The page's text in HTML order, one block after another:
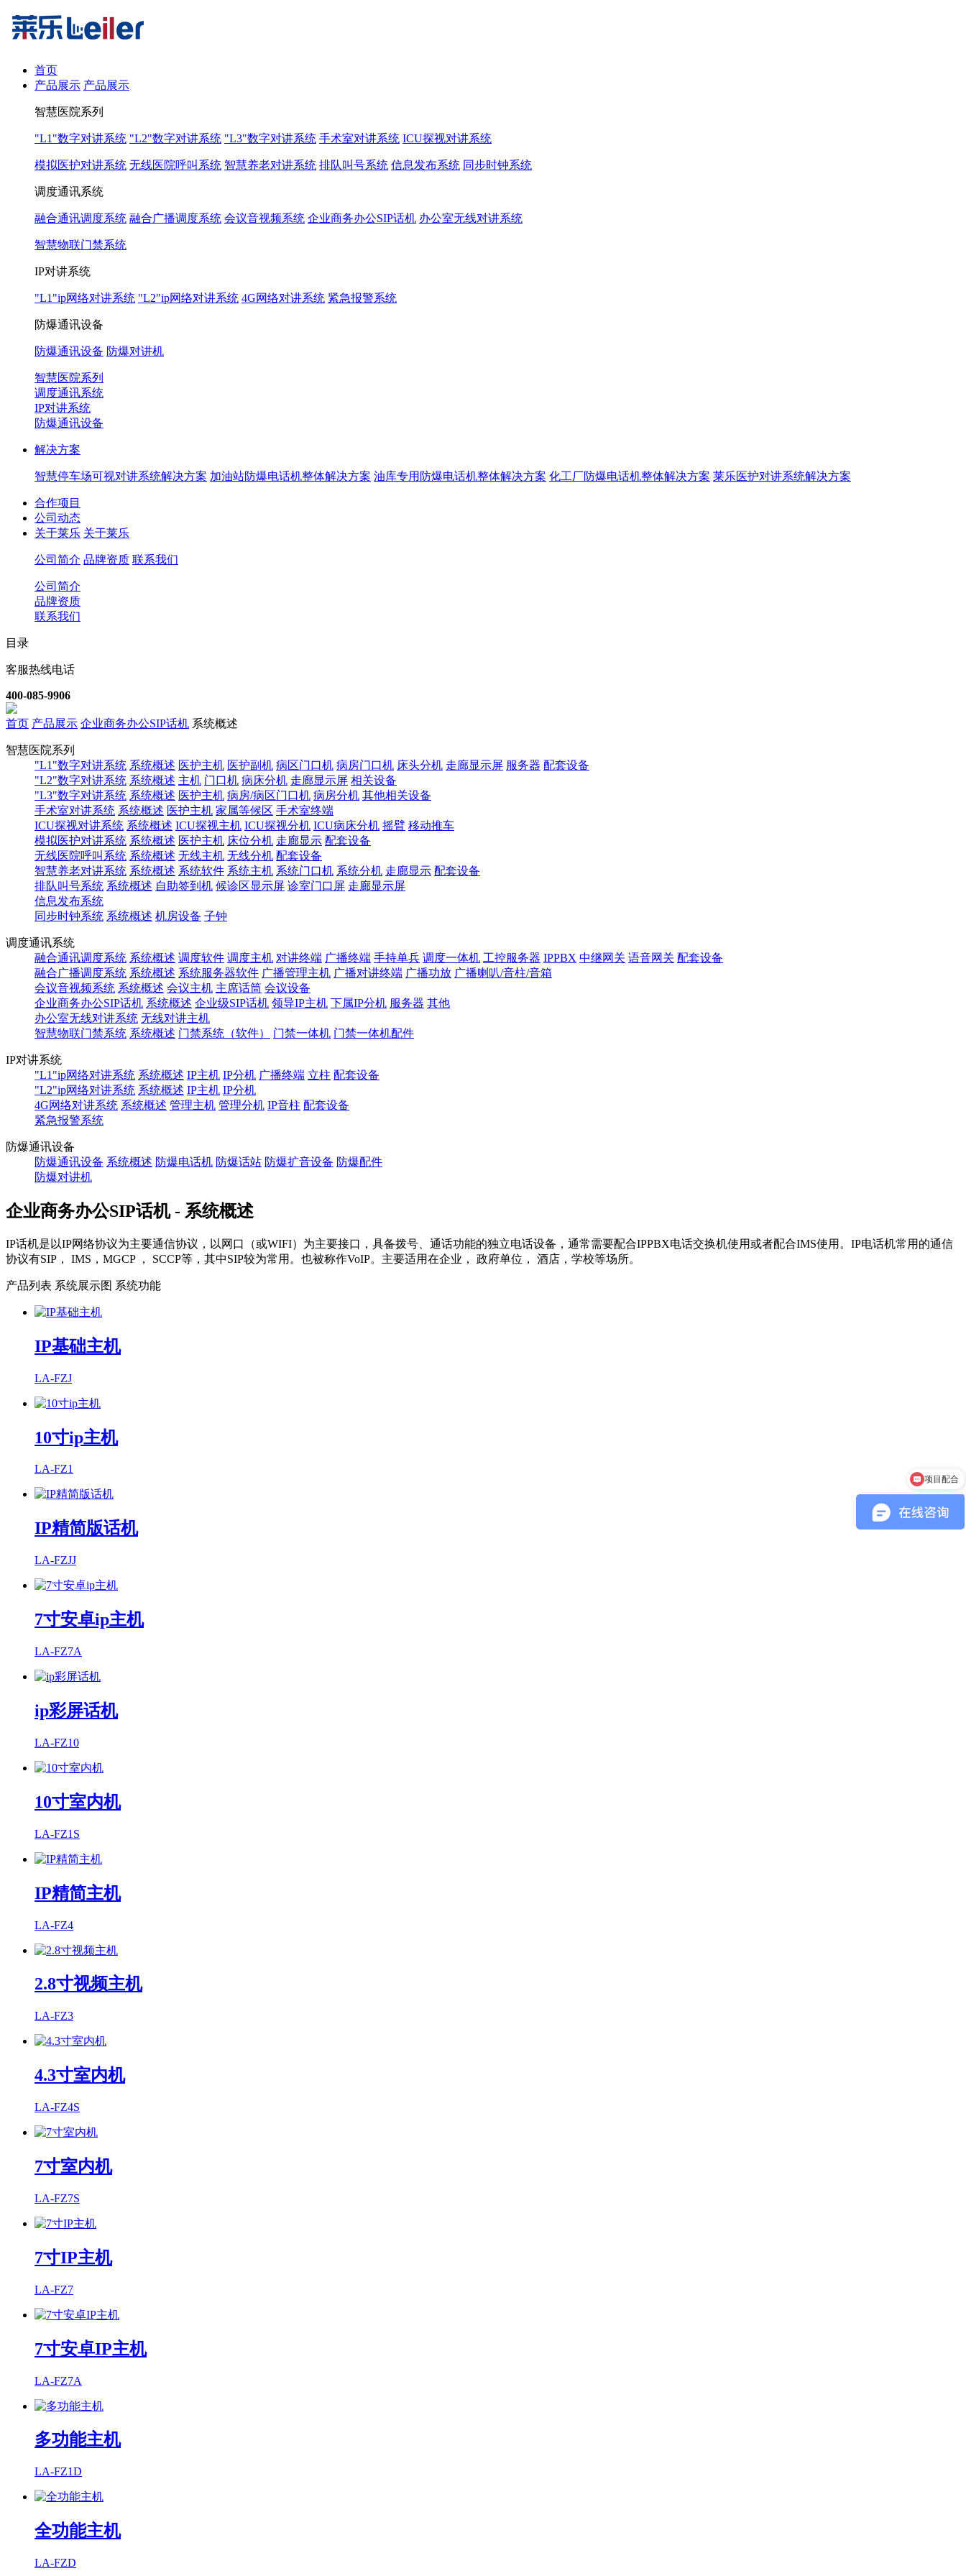
首页
产品展示 产品展示
智慧医院系列
"L1"数字对讲系统 "L2"数字对讲系统 "L3"数字对讲系统 手术室对讲系统 ICU探视对讲系统
模拟医护对讲系统 无线医院呼叫系统 智慧养老对讲系统 排队叫号系统 信息发布系统 同步时钟系统
调度通讯系统
融合通讯调度系统 融合广播调度系统 会议音视频系统 企业商务办公SIP话机 办公室无线对讲系统
智慧物联门禁系统
IP对讲系统
"L1"ip网络对讲系统 "L2"ip网络对讲系统 4G网络对讲系统 紧急报警系统
防爆通讯设备
防爆通讯设备 防爆对讲机
智慧医院系列
调度通讯系统
IP对讲系统
防爆通讯设备
解决方案
智慧停车场可视对讲系统解决方案 加油站防爆电话机整体解决方案 油库专用防爆电话机整体解决方案 化工厂防爆电话机整体解决方案 莱乐医护对讲系统解决方案
合作项目
公司动态
关于莱乐 关于莱乐
公司简介 品牌资质 联系我们
公司简介
品牌资质
联系我们
目录
客服热线电话
400-085-9906
首页 产品展示 企业商务办公SIP话机 系统概述
智慧医院系列
"L1"数字对讲系统 系统概述 医护主机 医护副机 病区门口机 病房门口机 床头分机 走廊显示屏 服务器 配套设备
"L2"数字对讲系统 系统概述 主机 门口机 病床分机 走廊显示屏 相关设备
"L3"数字对讲系统 系统概述 医护主机 病房/病区门口机 病房分机 其他相关设备
手术室对讲系统 系统概述 医护主机 家属等候区 手术室终端
ICU探视对讲系统 系统概述 ICU探视主机 ICU探视分机 ICU病床分机 摇臂 移动推车
模拟医护对讲系统 系统概述 医护主机 床位分机 走廊显示 配套设备
无线医院呼叫系统 系统概述 无线主机 无线分机 配套设备
智慧养老对讲系统 系统概述 系统软件 系统主机 系统门口机 系统分机 走廊显示 配套设备
排队叫号系统 系统概述 自助签到机 候诊区显示屏 诊室门口屏 走廊显示屏
信息发布系统
同步时钟系统 系统概述 机房设备 子钟
调度通讯系统
融合通讯调度系统 系统概述 调度软件 调度主机 对讲终端 广播终端 手持单兵 调度一体机 工控服务器 IPPBX 中继网关 语音网关 配套设备
融合广播调度系统 系统概述 系统服务器软件 广播管理主机 广播对讲终端 广播功放 广播喇叭/音柱/音箱
会议音视频系统 系统概述 会议主机 主席话筒 会议设备
企业商务办公SIP话机 系统概述 企业级SIP话机 领导IP主机 下属IP分机 服务器 其他
办公室无线对讲系统 无线对讲主机
智慧物联门禁系统 系统概述 门禁系统（软件） 门禁一体机 门禁一体机配件
IP对讲系统
"L1"ip网络对讲系统 系统概述 IP主机 IP分机 广播终端 立柱 配套设备
"L2"ip网络对讲系统 系统概述 IP主机 IP分机
4G网络对讲系统 系统概述 管理主机 管理分机 IP音柱 配套设备
紧急报警系统
防爆通讯设备
防爆通讯设备 系统概述 防爆电话机 防爆话站 防爆扩音设备 防爆配件
防爆对讲机
企业商务办公SIP话机 - 系统概述
IP话机是以IP网络协议为主要通信协议，以网口（或WIFI）为主要接口，具备拨号、通话功能的独立电话设备，通常需要配合IPPBX电话交换机使用或者配合IMS使用。IP电话机常用的通信
协议有SIP， IMS，MGCP ， SCCP等，其中SIP较为常用。也被称作VoIP。主要适用在企业， 政府单位， 酒店，学校等场所。
产品列表 系统展示图 系统功能
IP基础主机
LA-FZJ
10寸ip主机
LA-FZ1
IP精简版话机
LA-FZJJ
7寸安卓ip主机
LA-FZ7A
ip彩屏话机
LA-FZ10
10寸室内机
LA-FZ1S
IP精简主机
LA-FZ4
2.8寸视频主机
LA-FZ3
4.3寸室内机
LA-FZ4S
7寸室内机
LA-FZ7S
7寸IP主机
LA-FZ7
7寸安卓IP主机
LA-FZ7A
多功能主机
LA-FZ1D
全功能主机
LA-FZD
IP网络对讲系统